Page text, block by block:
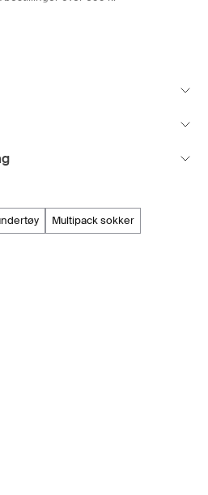
multipack sokker